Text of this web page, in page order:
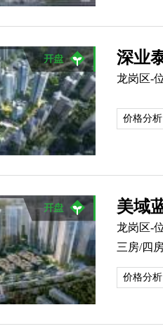
深业
龙岗区-
价格分析
美域
龙岗区-
三房/四
价格分析